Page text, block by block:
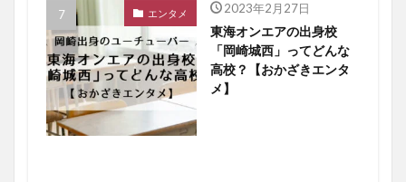
エンタメ 2023年2月27日
東海オンエアの出身校
「岡崎城西」ってどんな
高校？【おかざきエンタ
メ】